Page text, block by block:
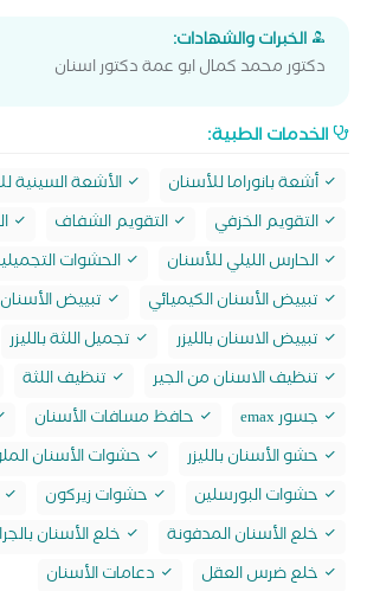
الخبرات والشهادات:
دكتور محمد كمال ابو عمة دكتور اسنان
الخدمات الطبية:
أشعة بانوراما للأسنان
الأشعة السينية
التقويم الخزفي
التقويم الشفاف
الحارس الليلي للأسنان
الحشوات
تبييض الأسنان الكيميائي
تبييض
تبييض الاسنان بالليزر
تجميل اللثة بالليزر
تنظيف الاسنان من الجير
تنظيف اللثة
جسور emax
حافظ مسافات الأسنان
حشو الأسنان بالليزر
حشوات الأسنان
حشوات البورسلين
حشوات زيركون
خلع الأسنان المدفونة
خلع الأسنان
خلع ضرس العقل
دعامات الأسنان